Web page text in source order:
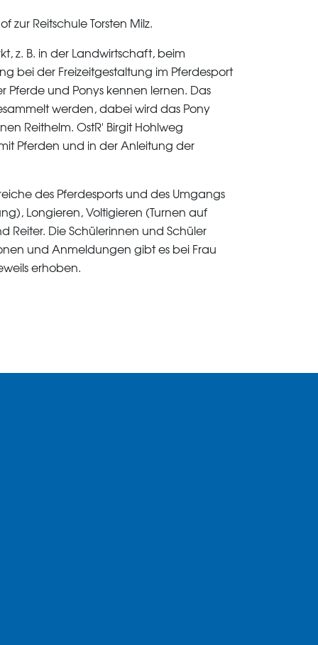
Reitschule Torsten Milz.
z. B. in der Landwirtschaft, beim
bei der Freizeitgestaltung im Pferdesport
und Ponys kennen lernen. Das
werden, dabei wird das Pony
Reithelm. OstR' Birgit Hohlweg
Pferden und in der Anleitung der
des Pferdesports und des Umgangs
Longieren, Voltigieren (Turnen auf
Reiter. Die Schülerinnen und Schüler
und Anmeldungen gibt es bei Frau
erhoben.